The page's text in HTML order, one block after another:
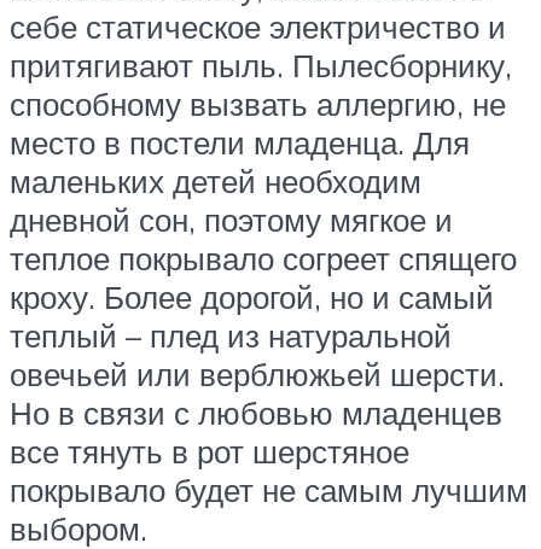
себе статическое электричество и
притягивают пыль. Пылесборнику,
способному вызвать аллергию, не
место в постели младенца. Для
маленьких детей необходим
дневной сон, поэтому мягкое и
теплое покрывало согреет спящего
кроху. Более дорогой, но и самый
теплый – плед из натуральной
овечьей или верблюжьей шерсти.
Но в связи с любовью младенцев
все тянуть в рот шерстяное
покрывало будет не самым лучшим
выбором.